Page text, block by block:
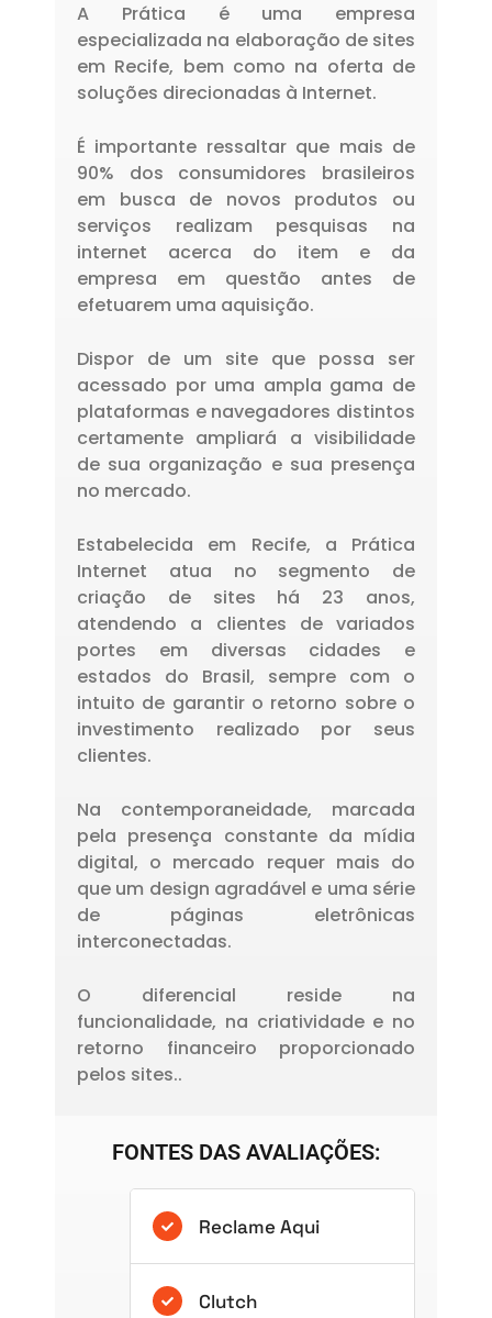
A Prática é uma empresa
especializada na elaboração de sites
em Recife, bem como na oferta de
soluções direcionadas à Internet.
É importante ressaltar que mais de
90% dos consumidores brasileiros
em busca de novos produtos ou
serviços realizam pesquisas na
internet acerca do item e da
empresa em questão antes de
efetuarem uma aquisição.
Dispor de um site que possa ser
acessado por uma ampla gama de
plataformas e navegadores distintos
certamente ampliará a visibilidade
de sua organização e sua presença
no mercado.
Estabelecida em Recife, a Prática
Internet atua no segmento de
criação de sites há 23 anos,
atendendo a clientes de variados
portes em diversas cidades e
estados do Brasil, sempre com o
intuito de garantir o retorno sobre o
investimento realizado por seus
clientes.
Na contemporaneidade, marcada
pela presença constante da mídia
digital, o mercado requer mais do
que um design agradável e uma série
de páginas eletrônicas
interconectadas.
O diferencial reside na
funcionalidade, na criatividade e no
retorno financeiro proporcionado
pelos sites..
FONTES DAS AVALIAÇÕES:
Reclame Aqui
Clutch